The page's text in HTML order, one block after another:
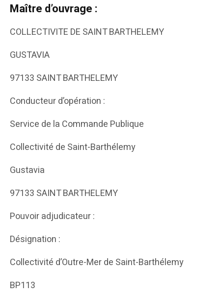
Maître d’ouvrage :
COLLECTIVITE DE SAINT BARTHELEMY
GUSTAVIA
97133 SAINT BARTHELEMY
Conducteur d’opération :
Service de la Commande Publique
Collectivité de Saint-Barthélemy
Gustavia
97133 SAINT BARTHELEMY
Pouvoir adjudicateur :
Désignation :
Collectivité d’Outre-Mer de Saint-Barthélemy
BP113